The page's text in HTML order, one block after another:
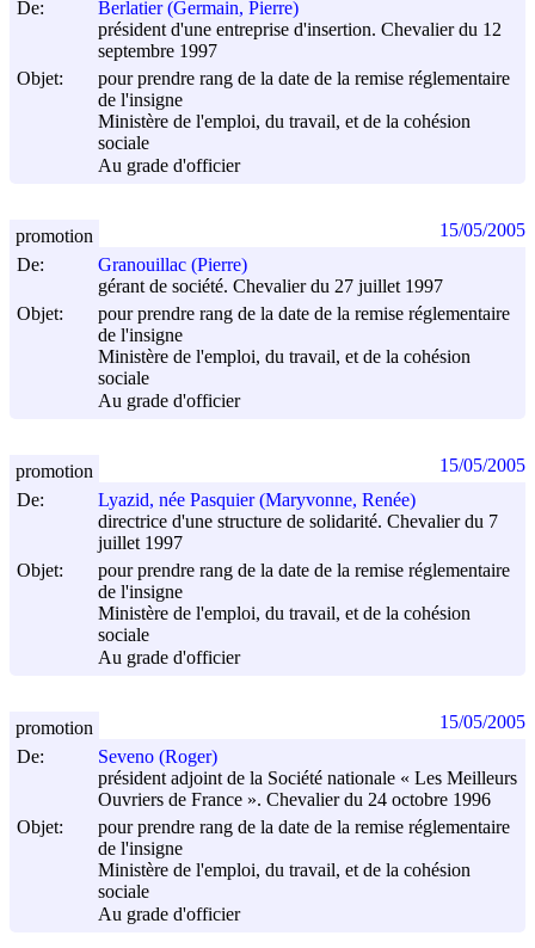
De:
Berlatier (Germain, Pierre)
président d'une entreprise d'insertion. Chevalier du 12
septembre 1997
Objet:
pour prendre rang de la date de la remise réglementaire
de l'insigne
Ministère de l'emploi, du travail, et de la cohésion
sociale
Au grade d'officier
De:
Granouillac (Pierre)
gérant de société. Chevalier du 27 juillet 1997
Objet:
pour prendre rang de la date de la remise réglementaire
de l'insigne
Ministère de l'emploi, du travail, et de la cohésion
sociale
Au grade d'officier
promotion 15/05/2005
De:
Lyazid, née Pasquier (Maryvonne, Renée)
directrice d'une structure de solidarité. Chevalier du 7
juillet 1997
Objet:
pour prendre rang de la date de la remise réglementaire
de l'insigne
Ministère de l'emploi, du travail, et de la cohésion
sociale
Au grade d'officier
promotion 15/05/2005
De:
Seveno (Roger)
président adjoint de la Société nationale « Les Meilleurs
Ouvriers de France ». Chevalier du 24 octobre 1996
Objet:
pour prendre rang de la date de la remise réglementaire
de l'insigne
Ministère de l'emploi, du travail, et de la cohésion
sociale
Au grade d'officier
promotion 15/05/2005